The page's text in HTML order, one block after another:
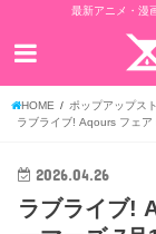
最新アニメ・漫
HOME
ポップアップス
ラブライブ! Aqours フェ
2026.04.26
ラブライブ!